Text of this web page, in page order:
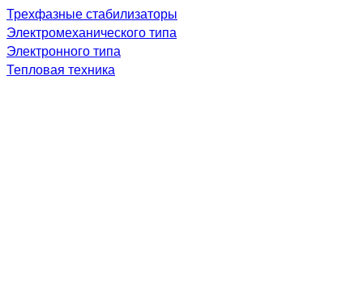
Трехфазные стабилизаторы
Электромеханического типа
Электронного типа
Тепловая техника